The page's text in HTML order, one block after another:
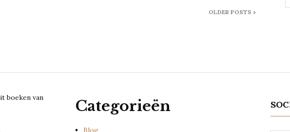
OLDER POSTS »
boeken van
Categorieën
Blog